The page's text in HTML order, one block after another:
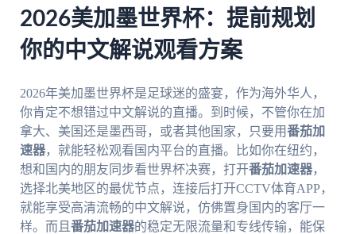
2026美加墨世界杯：提前规划
你的中文解说观看方案
2026年美加墨世界杯是足球迷的盛宴，作为海外华人，
你肯定不想错过中文解说的直播。到时候，不管你在加
拿大、美国还是墨西哥，或者其他国家，只要用番茄加
速器，就能轻松观看国内平台的直播。比如你在纽约，
想和国内的朋友同步看世界杯决赛，打开番茄加速器，
选择北美地区的最优节点，连接后打开CCTV体育APP，
就能享受高清流畅的中文解说，仿佛置身国内的客厅一
样。而且 番茄加速器的稳定无限流量和专线传输，能保